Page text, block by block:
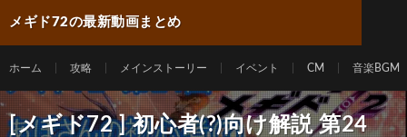
メギド72の最新動画まとめ
ホーム 攻略 メインストーリー イベント CM 音楽BGM
[メギド72 ] 初心者(?)向け解説 第24